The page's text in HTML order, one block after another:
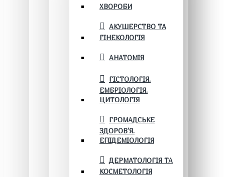
ХВОРОБИ
АКУШЕРСТВО ТА
ГІНЕКОЛОГІЯ
АНАТОМІЯ
ГІСТОЛОГІЯ.
ЕМБРІОЛОГІЯ.
ЦИТОЛОГІЯ
ГРОМАДСЬКЕ
ЗДОРОВ’Я.
ЕПІДЕМІОЛОГІЯ
ДЕРМАТОЛОГІЯ ТА
КОСМЕТОЛОГІЯ